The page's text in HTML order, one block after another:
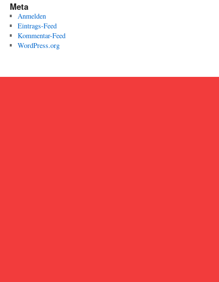
Meta
Anmelden
Eintrags-Feed
Kommentar-Feed
WordPress.org